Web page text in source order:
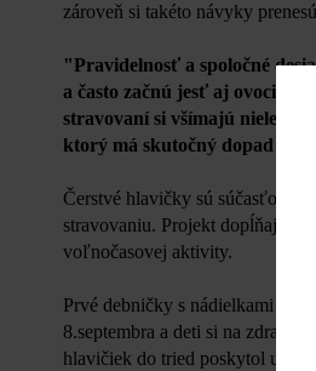
zároveň si takéto návyky
"Pravidelnosť a spoločné
a často začnú jesť aj ovocie a
stravovaní si všímajú nielen
ktorý má skutočný dopad na
Čerstvé hlavičky sú súčasťou
stravovaniu. Projekt dopĺňajú aj
voľnočasovej aktivity.
Prvé debničky s nádielkami
8.septembra a deti si na
hlavičiek do tried poskytol už